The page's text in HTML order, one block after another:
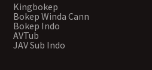
Kingbokep
Bokep Winda Cann
Bokep Indo
AVTub
JAV Sub Indo